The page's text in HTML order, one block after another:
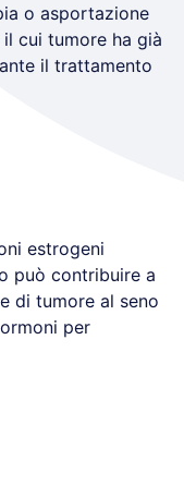
o asportazione
cui tumore ha già
il trattamento
estrogeni
può contribuire a
di tumore al seno
per